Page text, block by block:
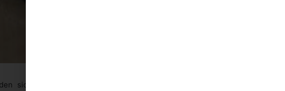
sich, ihre Kinder auf eine alternative Schule zu schicken. Im